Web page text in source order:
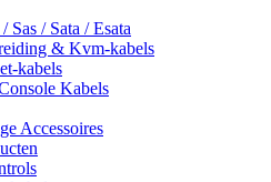
Sas / Sata / Esata
& Kvm-kabels
kabels
Kabels
Accessoires